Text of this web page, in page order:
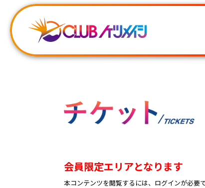
会員限定エリアとなります
本コンテンツを閲覧するには、ログインが必要で